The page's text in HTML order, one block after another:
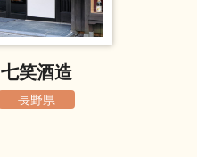
七笑酒造
長野県